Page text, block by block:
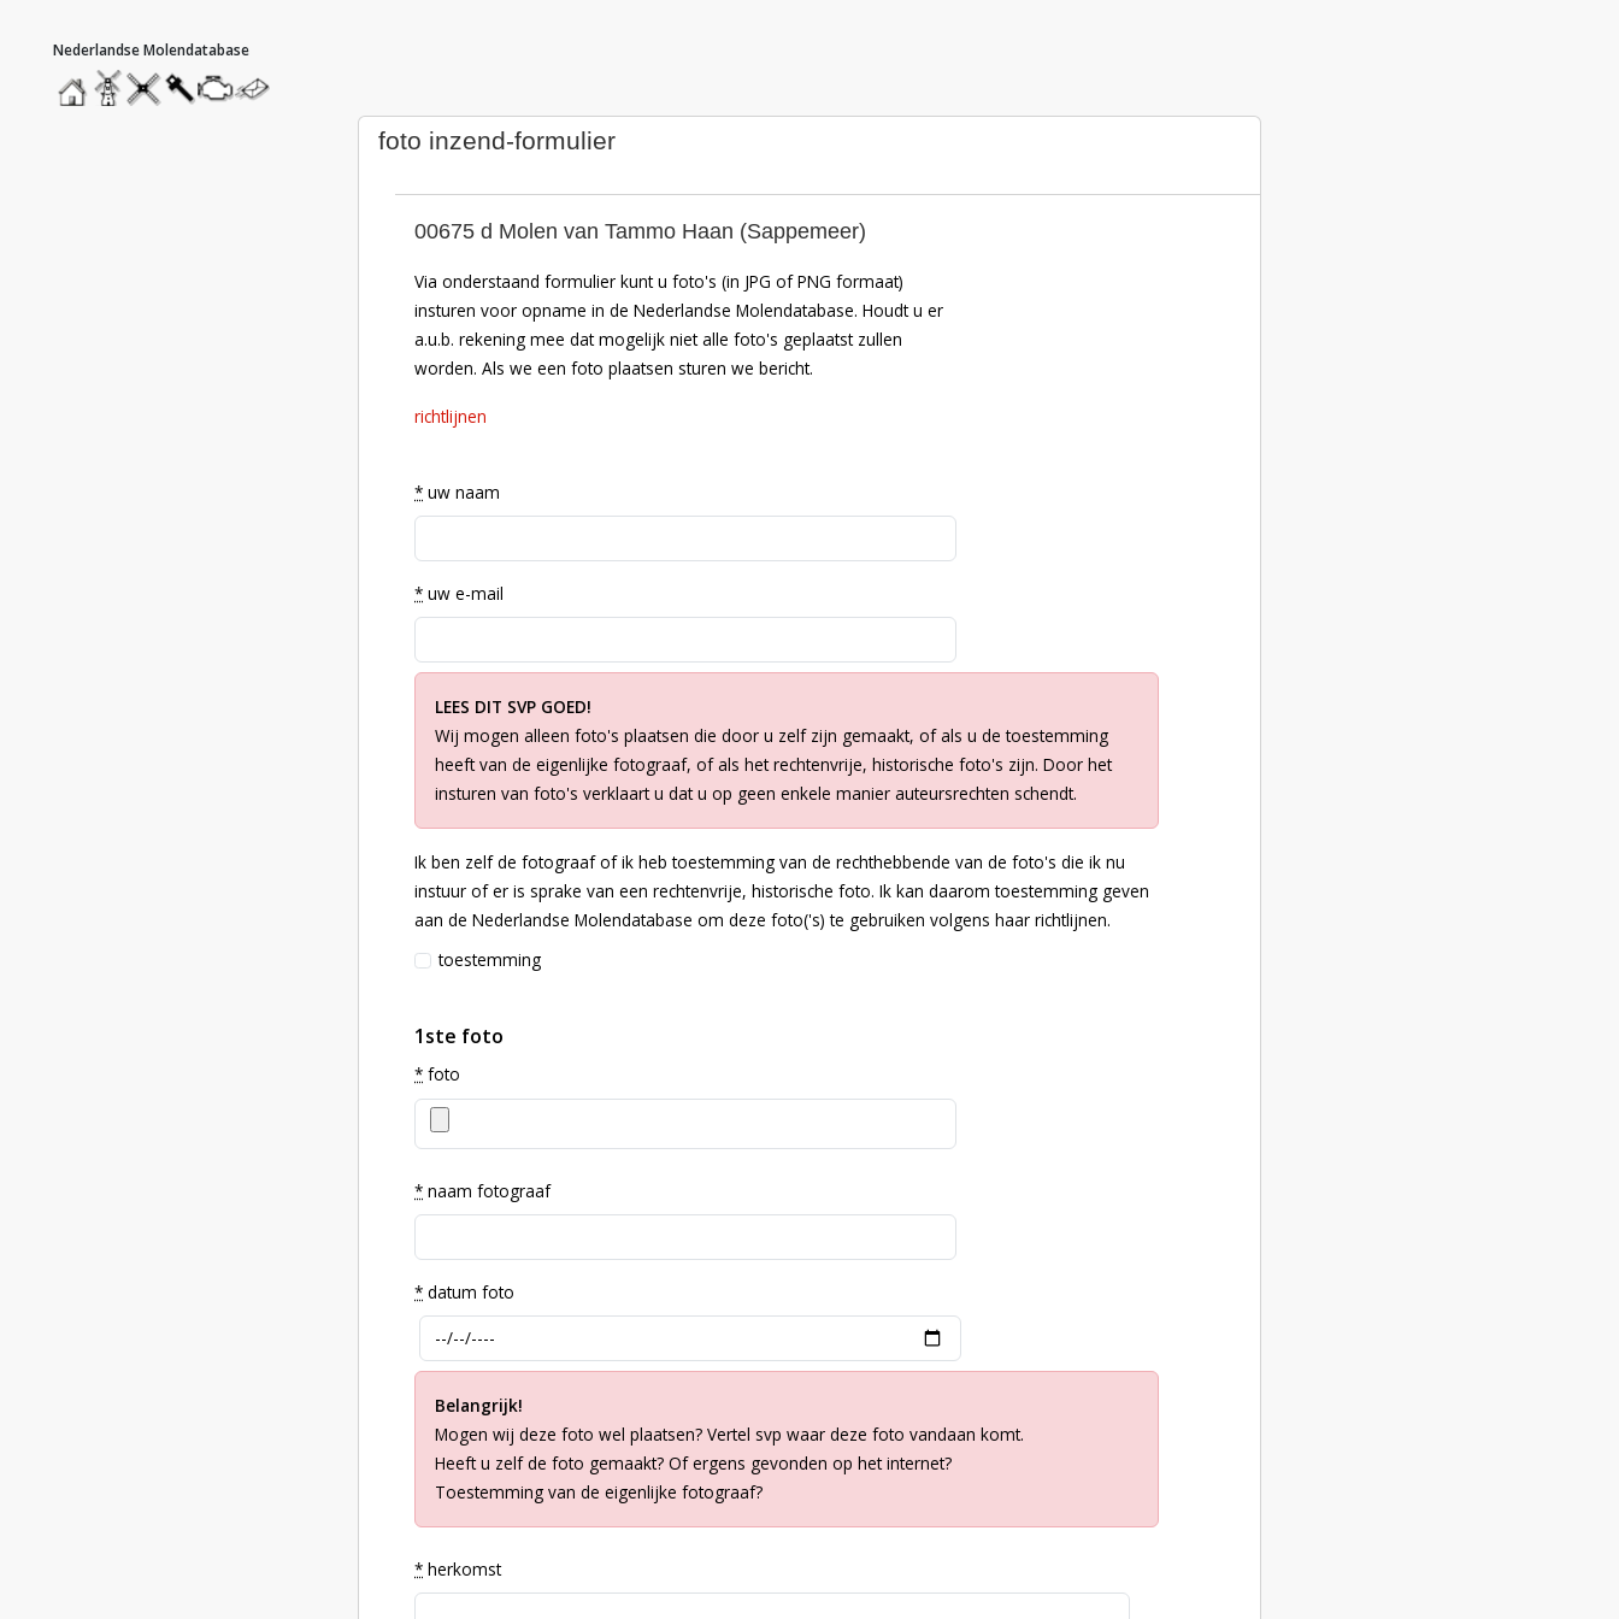
hoofdmenu
homemolendatabase
roedendatabase
assendatabase
motorendatabase
stuur
een
foto inzend-formulier
00675 d Molen van Tammo Haan (Sappemeer)
Via onderstaand formulier kunt u foto's (in JPG of PNG formaat)
insturen voor opname in de Nederlandse Molendatabase. Houdt u er
a.u.b. rekening mee dat mogelijk niet alle foto's geplaatst zullen
worden. Als we een foto plaatsen sturen we bericht.
richtlijnen
* uw naam
* uw e-mail
LEES DIT SVP GOED!
Wij mogen alleen foto's plaatsen die door u zelf zijn gemaakt, of als u de toestemming
heeft van de eigenlijke fotograaf, of als het rechtenvrije, historische foto's zijn. Door het
insturen van foto's verklaart u dat u op geen enkele manier auteursrechten schendt.
Ik ben zelf de fotograaf of ik heb toestemming van de rechthebbende van de foto's die ik nu
instuur of er is sprake van een rechtenvrije, historische foto. Ik kan daarom toestemming geven
aan de Nederlandse Molendatabase om deze foto('s) te gebruiken volgens haar richtlijnen.
toestemming
1ste foto
* foto
* naam fotograaf
* datum foto
Belangrijk!
Mogen wij deze foto wel plaatsen? Vertel svp waar deze foto vandaan komt.
Heeft u zelf de foto gemaakt? Of ergens gevonden op het internet?
Toestemming van de eigenlijke fotograaf?
* herkomst